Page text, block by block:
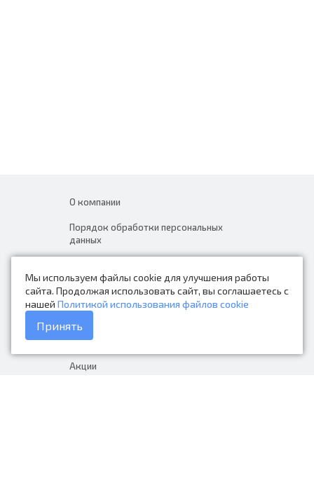
Мы используем файлы cookie для улучшения работы
сайта. Продолжая использовать сайт, вы соглашаетесь с
нашей Политикой использования файлов cookie
Принять
О компании
Порядок обработки персональных
данных
Контакты
Каталог товаров
Доставка и оплата
Акции